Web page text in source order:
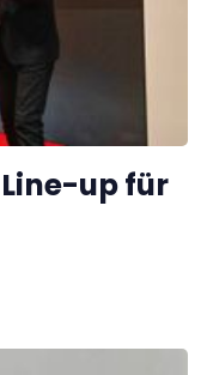
up für